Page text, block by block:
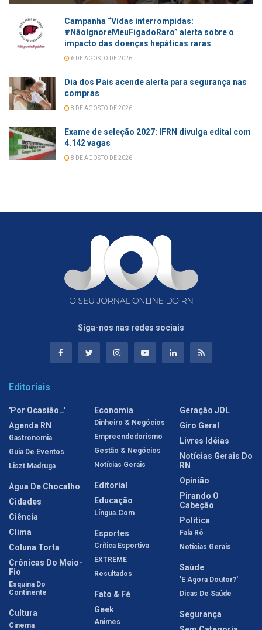
Campanha “Vidas interrompidas:
#NãoIgnoreMeuFígadoRaro” alerta sobre o
impacto das doenças hepáticas raras
6 DE AGOSTO DE 2026
Dia dos Pais acende alerta para segurança nas
compras
8 DE AGOSTO DE 2026
Exame de seleção 2027: IFRN divulga edital com
4.142 vagas
8 DE AGOSTO DE 2026
Siga-nos nas redes sociais
Editoriais
'Por Ocasião…'
Agenda RN
Gastronomia
Guia De Eventos
Liszt Madruga
Água De Chocalho
Cidades
Ciência
Clima
Coluna Torta
Crônicas Do Meio-
Fio
Esquina Do
Continente
Cultura
Cinema
Economia
Dinheiro & Negócios
Empreendedorismo
Gestão & Negócios
Notícias Gerais
Editorial
Educação
Língua.com
Esportes
Crítica Esportiva
EXTREME
Resultados
Fato & Fé
Geek
Animes
Geração JOL
Giro Geral
Livres Idéias
Notícias Gerais Do
RN
Opinião
Pirando O
Cabeção
Política
Fala Rô
Notícias Gerais
Saúde
'E Agora Doutor?'
Dicas De Saúde
Segurança